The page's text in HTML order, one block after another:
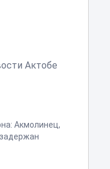
Актобе
Акмолинец,